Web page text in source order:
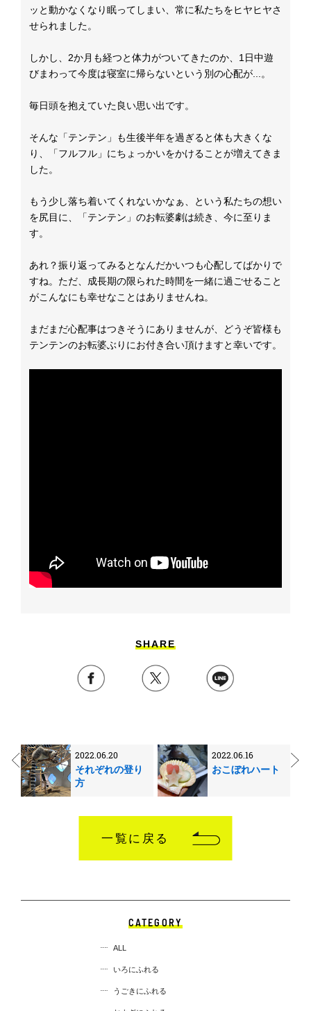
ッと動かなくなり眠ってしまい、常に私たちをヒヤヒヤさ
せられました。
しかし、2か月も経つと体力がついてきたのか、1日中遊
びまわって今度は寝室に帰らないという別の心配が...。
毎日頭を抱えていた良い思い出です。
そんな「テンテン」も生後半年を過ぎると体も大きくな
り、「フルフル」にちょっかいをかけることが増えてきま
した。
もう少し落ち着いてくれないかなぁ、という私たちの想い
を尻目に、「テンテン」のお転婆劇は続き、今に至りま
す。
あれ？振り返ってみるとなんだかいつも心配してばかりで
すね。ただ、成長期の限られた時間を一緒に過ごせること
がこんなにも幸せなことはありませんね。
まだまだ心配事はつきそうにありませんが、どうぞ皆様も
テンテンのお転婆ぶりにお付き合い頂けますと幸いです。
SHARE
2022.06.20
それぞれの登り
方
2022.06.16
おこぼれハート
一覧に戻る
CATEGORY
ALL
いろにふれる
うごきにふれる